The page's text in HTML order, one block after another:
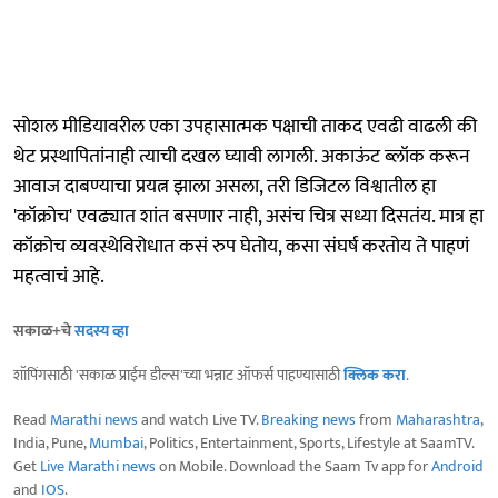
सोशल मीडियावरील एका उपहासात्मक पक्षाची ताकद एवढी वाढली की
थेट प्रस्थापितांनाही त्याची दखल घ्यावी लागली. अकाऊंट ब्लॉक करून
आवाज दाबण्याचा प्रयत्न झाला असला, तरी डिजिटल विश्वातील हा
'कॉक्रोच' एवढ्यात शांत बसणार नाही, असंच चित्र सध्या दिसतंय. मात्र हा
कॉक्रोच व्यवस्थेविरोधात कसं रुप घेतोय, कसा संघर्ष करतोय ते पाहणं
महत्वाचं आहे.
सकाळ+चेसदस्य व्हा
शॉपिंगसाठी 'सकाळ प्राईम डील्स'च्या भन्नाट ऑफर्स पाहण्यासाठीक्लिक करा.
Read Marathi newsand watch Live TV.Breaking newsfrom Maharashtra,
India, Pune,Mumbai, Politics, Entertainment, Sports, Lifestyle at SaamTV.
GetLive Marathi newson Mobile. Download the Saam Tv app forAndroid
and IOS.